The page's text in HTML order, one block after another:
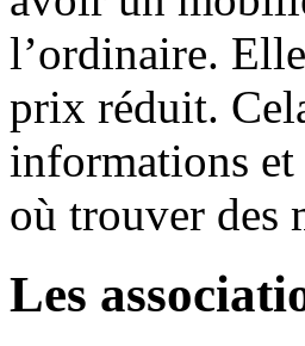
l’ordinaire.
prix réduit.
informations et
où trouver des
Les